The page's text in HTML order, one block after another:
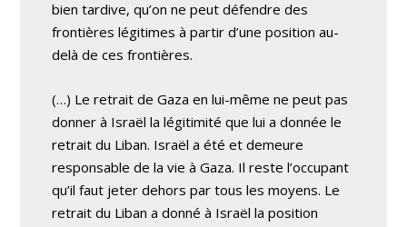
bien tardive, qu’on ne peut défendre des
frontières légitimes à partir d’une position au-
delà de ces frontières.
(…) Le retrait de Gaza en lui-même ne peut pas
donner à Israël la légitimité que lui a donnée le
retrait du Liban. Israël a été et demeure
responsable de la vie à Gaza. Il reste l’occupant
qu’il faut jeter dehors par tous les moyens. Le
retrait du Liban a donné à Israël la position